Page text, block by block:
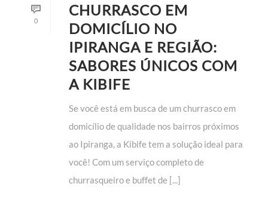
0
CHURRASCO EM
DOMICÍLIO NO
IPIRANGA E REGIÃO:
SABORES ÚNICOS COM
A KIBIFE
Se você está em busca de um churrasco em
domicílio de qualidade nos bairros próximos
ao Ipiranga, a Kibife tem a solução ideal para
você! Com um serviço completo de
churrasqueiro e buffet de [...]